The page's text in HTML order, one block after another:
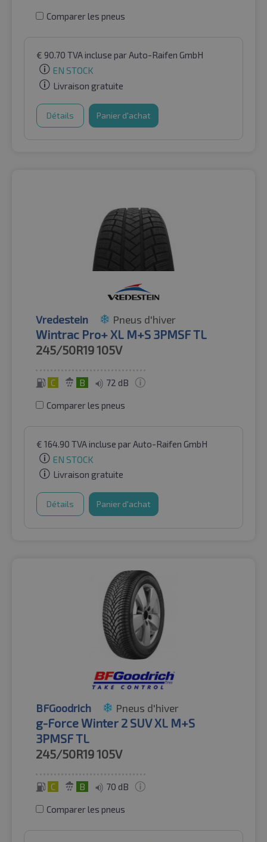
Comparer les pneus
€ 90.70 TVA incluse par Auto-Raifen GmbH
EN STOCK
Livraison gratuite
Détails Panier d'achat
Vredestein Pneus d'hiver
Wintrac Pro+ XL M+S 3PMSF TL
245/50R19105V
C B 72 dB
Comparer les pneus
€ 164.90 TVA incluse par Auto-Raifen GmbH
EN STOCK
Livraison gratuite
Détails Panier d'achat
BFGoodrich Pneus d'hiver
g-Force Winter 2 SUV XL M+S
3PMSF TL
245/50R19105V
C B 70 dB
Comparer les pneus